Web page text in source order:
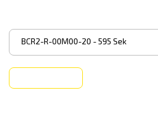
BCR2-R-00M00-20 - 595 Sek